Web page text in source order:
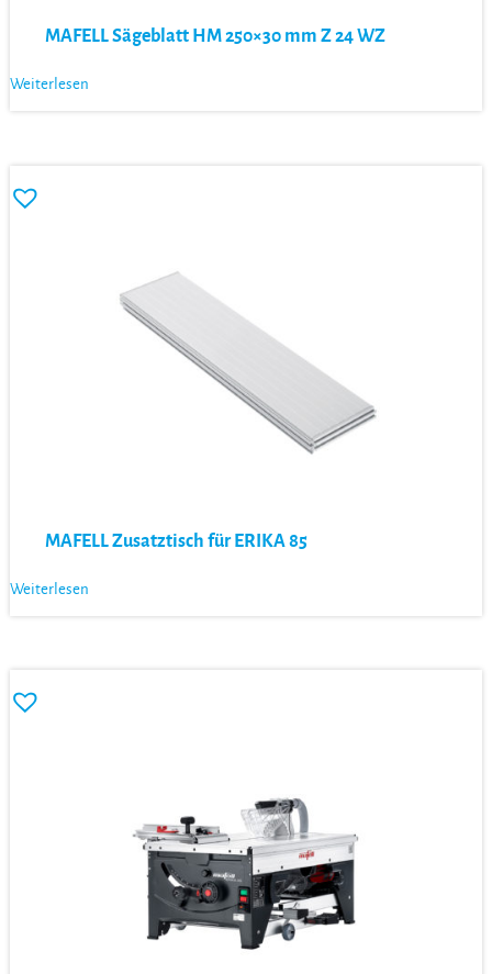
MAFELL Sägeblatt HM 250×30 mm Z 24 WZ
Weiterlesen
MAFELL Zusatztisch für ERIKA 85
Weiterlesen